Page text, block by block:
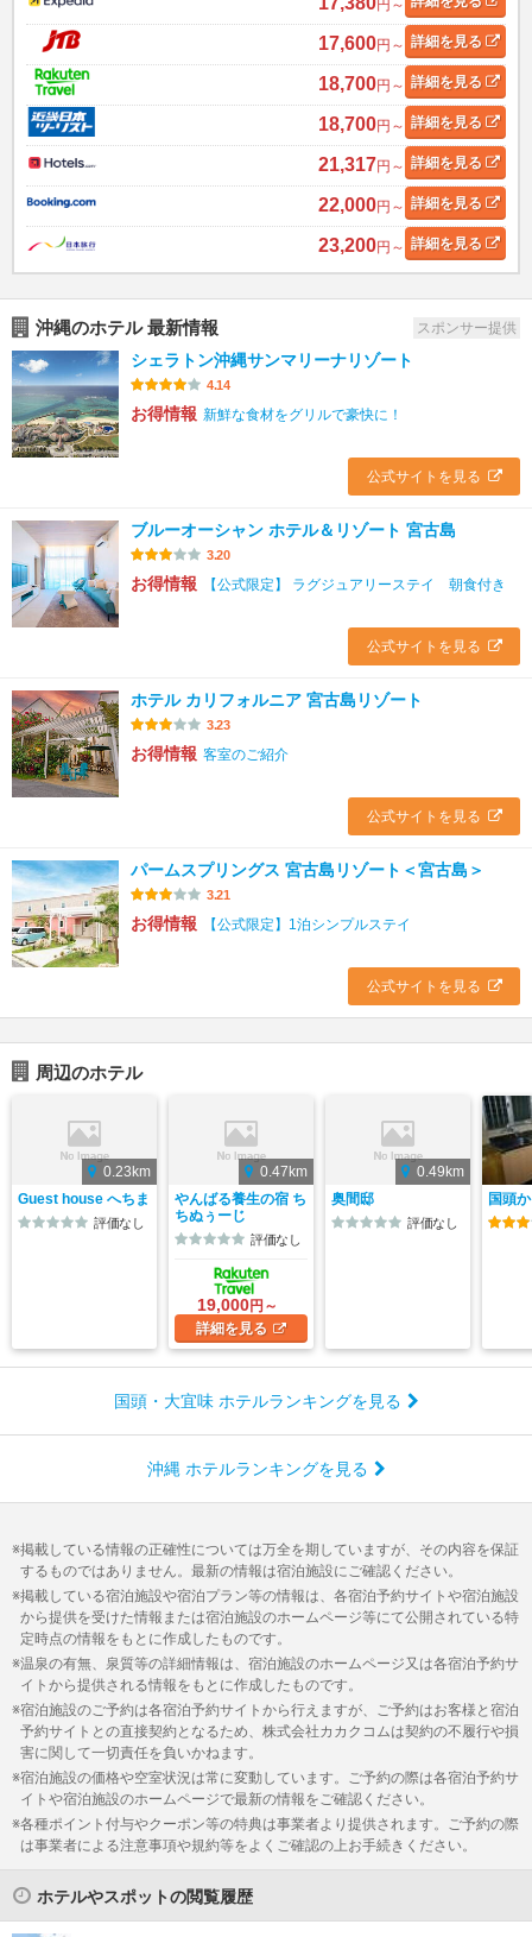
円～
17,600円～ 詳細を見る
18,700円～ 詳細を見る
18,700円～ 詳細を見る
21,317円～ 詳細を見る
22,000円～ 詳細を見る
23,200円～ 詳細を見る
沖縄のホテル 最新情報 スポンサー提供
シェラトン沖縄サンマリーナリゾート
4.14
お得情報 新鮮な食材をグリルで豪快に！
公式サイトを見る
ブルーオーシャン ホテル＆リゾート 宮古島
3.20
お得情報 【公式限定】 ラグジュアリーステイ 朝食付き
公式サイトを見る
ホテル カリフォルニア 宮古島リゾート
3.23
お得情報 客室のご紹介
公式サイトを見る
パームスプリングス 宮古島リゾート＜宮古島＞
3.21
お得情報 【公式限定】1泊シンプルステイ
公式サイトを見る
周辺のホテル
0.23km
Guest house へちま
評価なし
0.47km
やんばる養生の宿 ち
ちぬぅーじ
評価なし
19,000円～
詳細を見る
0.49km
奥間邸
評価なし
国頭
国頭・大宜味 ホテルランキングを見る
沖縄 ホテルランキングを見る
掲載している情報の正確性については万全を期していますが、その内容を保証
するものではありません。最新の情報は宿泊施設にご確認ください。
掲載している宿泊施設や宿泊プラン等の情報は、各宿泊予約サイトや宿泊施設
から提供を受けた情報または宿泊施設のホームページ等にて公開されている特
定時点の情報をもとに作成したものです。
温泉の有無、泉質等の詳細情報は、宿泊施設のホームページ又は各宿泊予約サ
イトから提供される情報をもとに作成したものです。
宿泊施設のご予約は各宿泊予約サイトから行えますが、ご予約はお客様と宿泊
予約サイトとの直接契約となるため、株式会社カカクコムは契約の不履行や損
害に関して一切責任を負いかねます。
宿泊施設の価格や空室状況は常に変動しています。ご予約の際は各宿泊予約サ
イトや宿泊施設のホームページで最新の情報をご確認ください。
各種ポイント付与やクーポン等の特典は事業者より提供されます。ご予約の際
は事業者による注意事項や規約等をよくご確認の上お手続きください。
ホテルやスポットの閲覧履歴